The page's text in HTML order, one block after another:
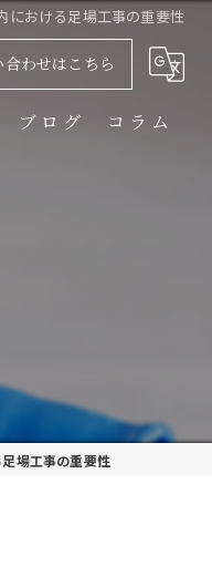
における足場工事の重要性
合わせはこちら
ブログ コラム
場工事の重要性